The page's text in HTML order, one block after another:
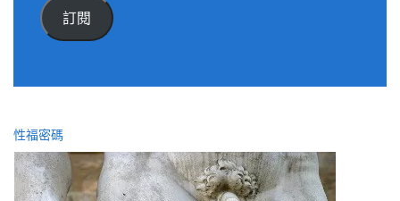
件
位
訂閱
性福密碼